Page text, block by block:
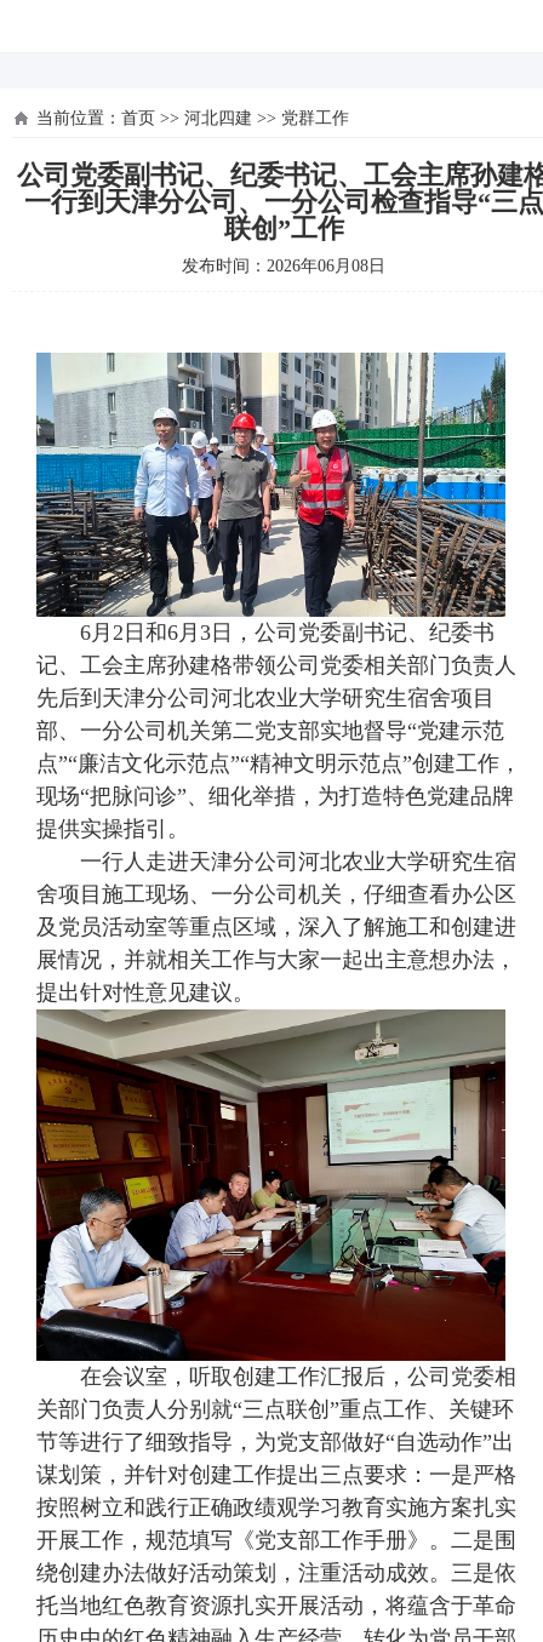
当前位置： 首页 >> 河北四建 >> 党群工作
公司党委副书记、纪委书记、工会主席孙建
一行到天津分公司、一分公司检查指导“三点
联创”工作
发布时间：2026年06月08日
6月2日和6月3日，公司党委副书记、纪委书
记、工会主席孙建格带领公司党委相关部门负责人
先后到天津分公司河北农业大学研究生宿舍项目
部、一分公司机关第二党支部实地督导“党建示范
点”“廉洁文化示范点”“精神文明示范点”创建工作，
现场“把脉问诊”、细化举措，为打造特色党建品牌
提供实操指引。
一行人走进天津分公司河北农业大学研究生宿
舍项目施工现场、一分公司机关，仔细查看办公区
及党员活动室等重点区域，深入了解施工和创建进
展情况，并就相关工作与大家一起出主意想办法，
提出针对性意见建议。
在会议室，听取创建工作汇报后，公司党委相
关部门负责人分别就“三点联创”重点工作、关键环
节等进行了细致指导，为党支部做好“自选动作”出
谋划策，并针对创建工作提出三点要求：一是严格
按照树立和践行正确政绩观学习教育实施方案扎实
开展工作，规范填写《党支部工作手册》。二是围
绕创建办法做好活动策划，注重活动成效。三是依
托当地红色教育资源扎实开展活动，将蕴含于革命